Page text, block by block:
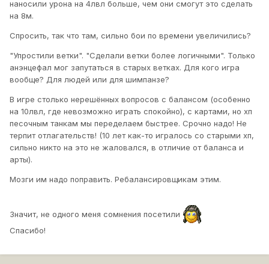
наносили урона на 4лвл больше, чем они смогут это сделать
на 8м.
Спросить, так что там, сильно бои по времени увеличились?
"Упростили ветки". "Сделали ветки более логичными". Только
анэнцефал мог запутаться в старых ветках. Для кого игра
вообще? Для людей или для шимпанзе?
В игре столько нерешённых вопросов с балансом (особенно
на 10лвл, где невозможно играть спокойно), с картами, но хп
песочным танкам мы переделаем быстрее. Срочно надо! Не
терпит отлагательств! (10 лет как-то игралось со старыми хп,
сильно никто на это не жаловался, в отличие от баланса и
арты).
Мозги им надо поправить. Ребалансировщикам этим.
Значит, не одного меня сомнения посетили
Спасибо!